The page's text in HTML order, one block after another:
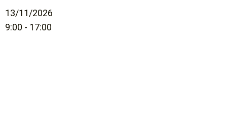
13/11/2026
9:00 - 17:00